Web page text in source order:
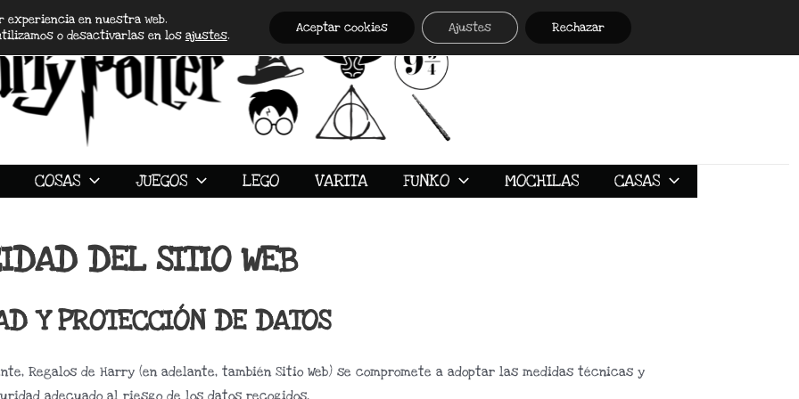
COSAS JUEGOS LEGO VARITA FUNKO MOCHILAS CASAS
DEL SITIO WEB
Y PROTECCIÓN DE DATOS
Regalos de Harry (en adelante, también Sitio Web) se compromete a adoptar las medidas técnicas y
adecuado al riesgo de los datos recogidos.
experiencia en nuestra web.
o desactivarlas en los ajustes. Aceptar cookies Rechazar
Ajustes